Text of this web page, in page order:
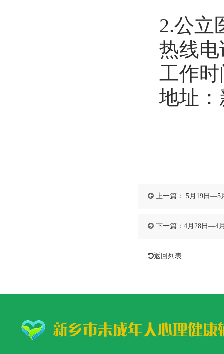
2.公立
热线
工作
地址
上一篇： 5月19日—5
下一篇：4月28日—4
返回列表